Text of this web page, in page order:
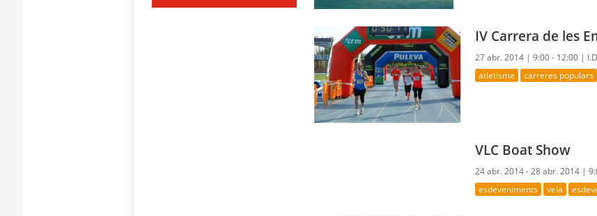
IV Carrera de les
27 abr. 2014 |9:00 - 12:00 |
atletisme carreres populars
VLC Boat Show
24 abr. 2014 - 28 abr. 2014 |
esdeveniments vela